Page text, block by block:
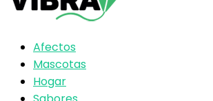
Afectos
Mascotas
Hogar